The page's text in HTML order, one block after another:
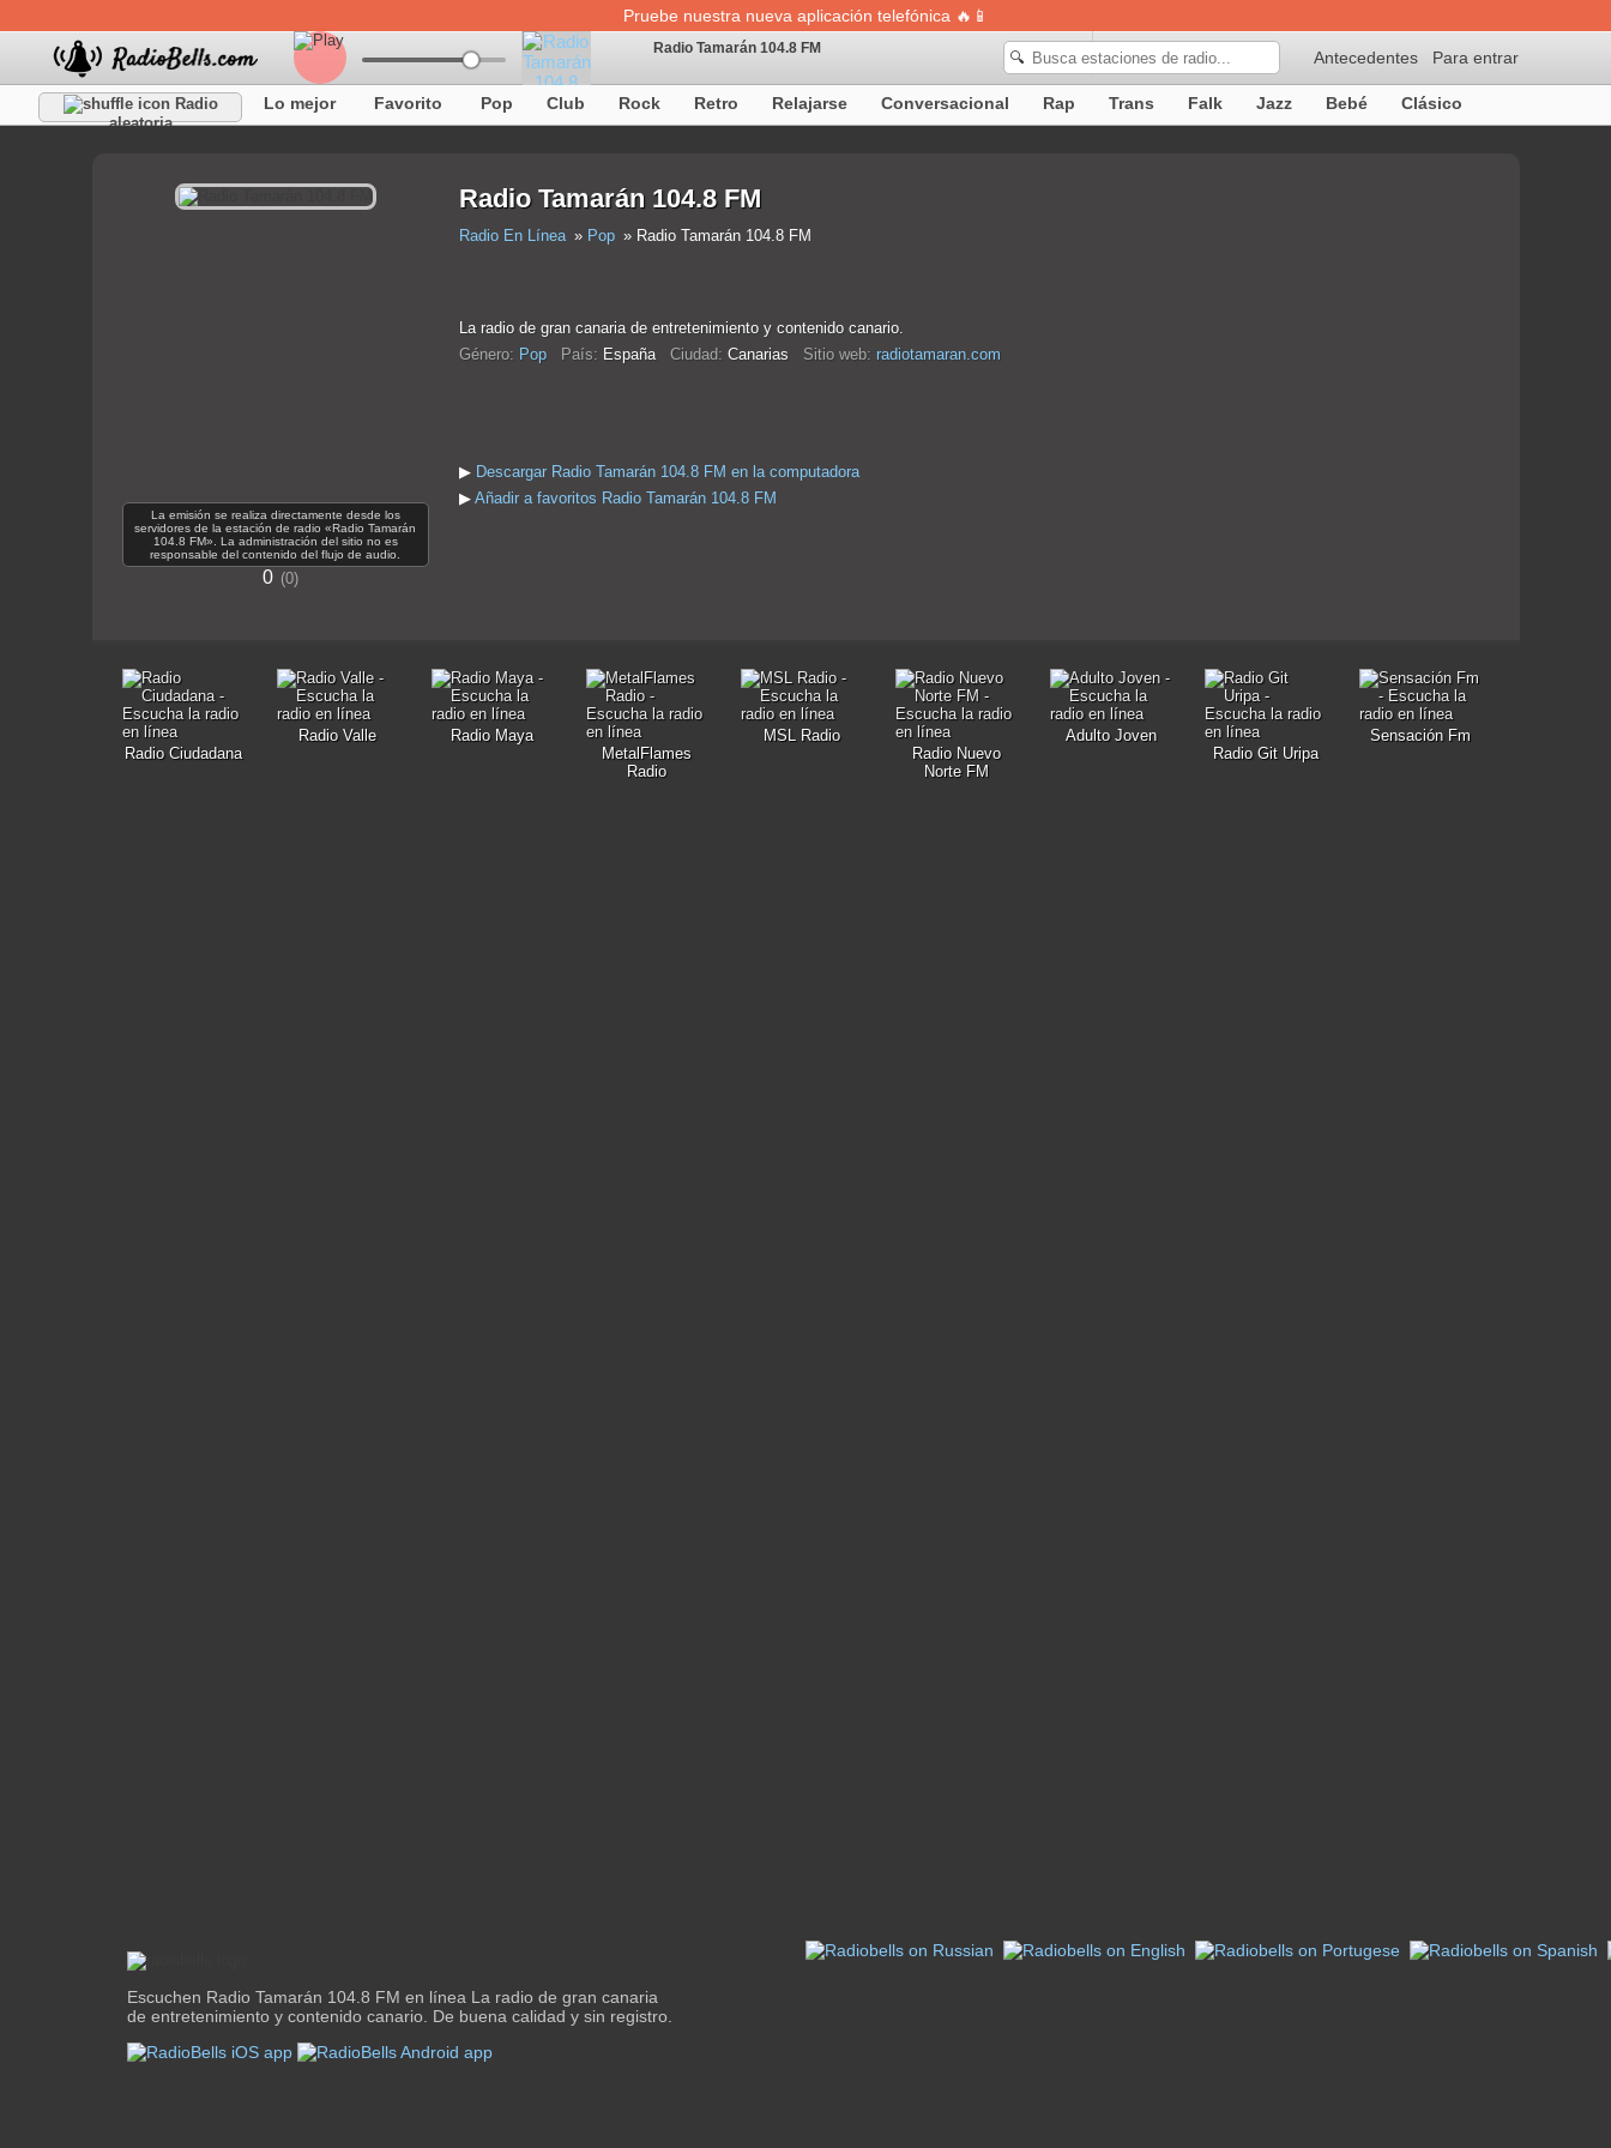
Pruebe nuestra nueva aplicación telefónica 🔥📱
Para entrar
Antecedentes
🔍
Radio Tamarán 104.8 FM
Radio
aleatoria
Lo mejor Favorito Pop Club Rock Retro Relajarse Conversacional Rap Trans Falk Jazz Bebé Clásico
La emisión se realiza directamente desde los
servidores de la estación de radio «Radio Tamarán
104.8 FM». La administración del sitio no es
responsable del contenido del flujo de audio.
0 0
Radio Tamarán 104.8 FM
Radio En Línea Pop Radio Tamarán 104.8 FM
La radio de gran canaria de entretenimiento y contenido canario.
Género: Pop País: España Ciudad: Canarias Sitio web: radiotamaran.com
▶ Descargar Radio Tamarán 104.8 FM en la computadora
▶ Añadir a favoritos Radio Tamarán 104.8 FM
Radio Ciudadana
Radio Valle
Radio Maya
MetalFlames
Radio
MSL Radio
Radio Nuevo
Norte FM
Adulto Joven
Radio Git Uripa
Sensación Fm
Escuchen Radio Tamarán 104.8 FM en línea La radio de gran canaria
de entretenimiento y contenido canario. De buena calidad y sin registro.